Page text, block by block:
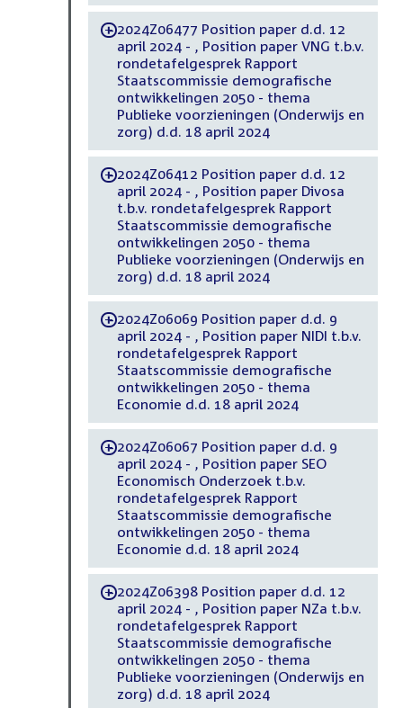
-2024Z06477 Position paper d.d. 12
april 2024 - , Position paper VNG t.b.v.
rondetafelgesprek Rapport
Staatscommissie demografische
ontwikkelingen 2050 - thema
Publieke voorzieningen (Onderwijs en
zorg) d.d. 18 april 2024
-2024Z06412 Position paper d.d. 12
april 2024 - , Position paper Divosa
t.b.v. rondetafelgesprek Rapport
Staatscommissie demografische
ontwikkelingen 2050 - thema
Publieke voorzieningen (Onderwijs en
zorg) d.d. 18 april 2024
-2024Z06069 Position paper d.d. 9
april 2024 - , Position paper NIDI t.b.v.
rondetafelgesprek Rapport
Staatscommissie demografische
ontwikkelingen 2050 - thema
Economie d.d. 18 april 2024
-2024Z06067 Position paper d.d. 9
april 2024 - , Position paper SEO
Economisch Onderzoek t.b.v.
rondetafelgesprek Rapport
Staatscommissie demografische
ontwikkelingen 2050 - thema
Economie d.d. 18 april 2024
-2024Z06398 Position paper d.d. 12
april 2024 - , Position paper NZa t.b.v.
rondetafelgesprek Rapport
Staatscommissie demografische
ontwikkelingen 2050 - thema
Publieke voorzieningen (Onderwijs en
zorg) d.d. 18 april 2024